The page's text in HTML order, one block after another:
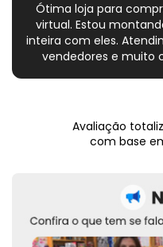
Ótima loja para
virtual. Estou
inteira com eles.
vendedores e muito
Avaliação
com base